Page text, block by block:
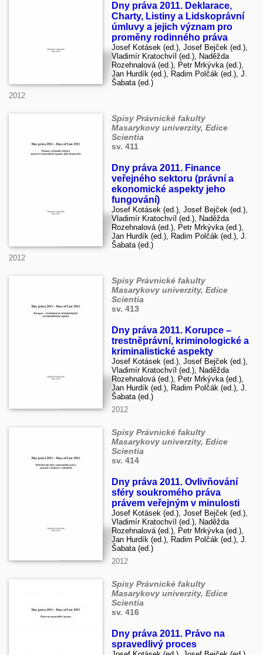
Dny práva 2011. Deklarace,
Charty, Listiny a Lidskoprávní
úmluvy a jejich význam pro
proměny rodinného práva
Josef Kotásek (ed.), Josef Bejček (ed.),
Vladimír Kratochvíl (ed.), Naděžda
Rozehnalová (ed.), Petr Mrkývka (ed.),
Jan Hurdík (ed.), Radim Polčák (ed.), J.
Šabata (ed.)
2012
Spisy Právnické fakulty
Masarykovy univerzity, Edice
Scientia
sv. 411
Dny práva 2011. Finance
veřejného sektoru (právní a
ekonomické aspekty jeho
fungování)
Josef Kotásek (ed.), Josef Bejček (ed.),
Vladimír Kratochvíl (ed.), Naděžda
Rozehnalová (ed.), Petr Mrkývka (ed.),
Jan Hurdík (ed.), Radim Polčák (ed.), J.
Šabata (ed.)
2012
Spisy Právnické fakulty
Masarykovy univerzity, Edice
Scientia
sv. 413
Dny práva 2011. Korupce –
trestněprávní, kriminologické a
kriminalistické aspekty
Josef Kotásek (ed.), Josef Bejček (ed.),
Vladimír Kratochvíl (ed.), Naděžda
Rozehnalová (ed.), Petr Mrkývka (ed.),
Jan Hurdík (ed.), Radim Polčák (ed.), J.
Šabata (ed.)
2012
Spisy Právnické fakulty
Masarykovy univerzity, Edice
Scientia
sv. 414
Dny práva 2011. Ovlivňování
sféry soukromého práva
právem veřejným v minulosti
Josef Kotásek (ed.), Josef Bejček (ed.),
Vladimír Kratochvíl (ed.), Naděžda
Rozehnalová (ed.), Petr Mrkývka (ed.),
Jan Hurdík (ed.), Radim Polčák (ed.), J.
Šabata (ed.)
2012
Spisy Právnické fakulty
Masarykovy univerzity, Edice
Scientia
sv. 416
Dny práva 2011. Právo na
spravedlivý proces